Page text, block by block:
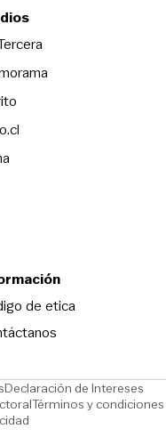
Opens in new
Opens in new window
de eticaOpens in new
Opens in new window
Declaración de Intereses
Opens in new window
Términos y condiciones